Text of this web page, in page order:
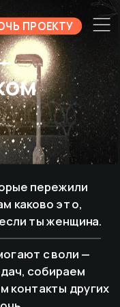
ПРОЕКТУ
пережили
каково это,
ты женщина.
с воли —
собираем
контакты других